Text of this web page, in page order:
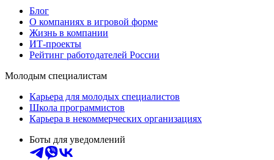
Блог
О компаниях в игровой форме
Жизнь в компании
ИТ-проекты
Рейтинг работодателей России
Молодым специалистам
Карьера для молодых специалистов
Школа программистов
Карьера в некоммерческих организациях
Боты для уведомлений